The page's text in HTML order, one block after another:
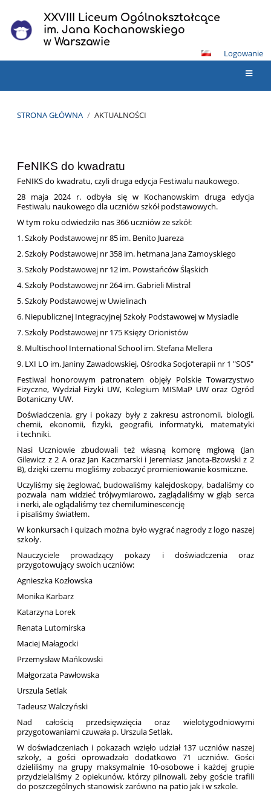
XXVIII Liceum Ogólnokształcące
im. Jana Kochanowskiego
w Warszawie
Logowanie
STRONA GŁÓWNA / AKTUALNOŚCI
FeNIKS do kwadratu
FeNIKS do kwadratu, czyli druga edycja Festiwalu naukowego.
28 maja 2024 r. odbyła się w Kochanowskim druga edycja
Festiwalu naukowego dla uczniów szkół podstawowych.
W tym roku odwiedziło nas 366 uczniów ze szkół:
1. Szkoły Podstawowej nr 85 im. Benito Juareza
2. Szkoły Podstawowej nr 358 im. hetmana Jana Zamoyskiego
3. Szkoły Podstawowej nr 12 im. Powstańców Śląskich
4. Szkoły Podstawowej nr 264 im. Gabrieli Mistral
5. Szkoły Podstawowej w Uwielinach
6. Niepublicznej Integracyjnej Szkoły Podstawowej w Mysiadle
7. Szkoły Podstawowej nr 175 Księży Orionistów
8. Multischool International School im. Stefana Mellera
9. LXI LO im. Janiny Zawadowskiej, Ośrodka Socjoterapii nr 1 "SOS"
Festiwal honorowym patronatem objęły Polskie Towarzystwo
Fizyczne, Wydział Fizyki UW, Kolegium MISMaP UW oraz Ogród
Botaniczny UW.
Doświadczenia, gry i pokazy były z zakresu astronomii, biologii,
chemii, ekonomii, fizyki, geografii, informatyki, matematyki
i techniki.
Nasi Uczniowie zbudowali też własną komorę mgłową (Jan
Gilewicz z 2 A oraz Jan Kaczmarski i Jeremiasz Janota-Bzowski z 2
B), dzięki czemu mogliśmy zobaczyć promieniowanie kosmiczne.
Uczyliśmy się żeglować, budowaliśmy kalejdoskopy, badaliśmy co
pozwala nam widzieć trójwymiarowo, zaglądaliśmy w głąb serca
i nerki, ale oglądaliśmy też chemiluminescencję
i pisaliśmy światłem.
W konkursach i quizach można było wygrać nagrody z logo naszej
szkoły.
Nauczyciele prowadzący pokazy i doświadczenia oraz
przygotowujący swoich uczniów:
Agnieszka Kozłowska
Monika Karbarz
Katarzyna Lorek
Renata Lutomirska
Maciej Małagocki
Przemysław Mańkowski
Małgorzata Pawłowska
Urszula Setlak
Tadeusz Walczyński
Nad całością przedsięwzięcia oraz wielotygodniowymi
przygotowaniami czuwała p. Urszula Setlak.
W doświadczeniach i pokazach wzięło udział 137 uczniów naszej
szkoły, a gości oprowadzało dodatkowo 71 uczniów. Gości
dzieliliśmy na grupy maksymalnie 10-osobowe i każdej grupie
przydzielaliśmy 2 opiekunów, którzy pilnowali, żeby goście trafili
do poszczególnych stanowisk zarówno na patio jak i w szkole.